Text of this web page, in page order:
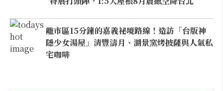
離市區15分鐘的嘉義祕境路線！造訪「台版神
隱少女湯屋」清豐濤月、湖景窯烤披薩與人氣私
宅咖啡